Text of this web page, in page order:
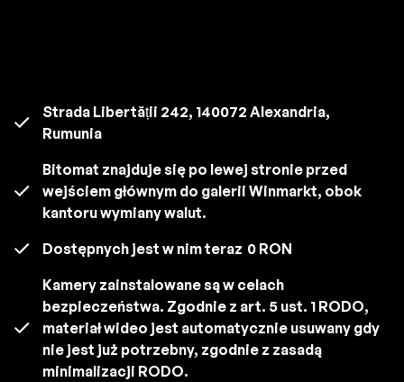
Strada Libertății 242, 140072 Alexandria,
Rumunia
Bitomat znajduje się po lewej stronie przed
wejściem głównym do galerii Winmarkt, obok
kantoru wymiany walut.
Dostępnych jest w nim teraz 0 RON
Kamery zainstalowane są w celach
bezpieczeństwa. Zgodnie z art. 5 ust. 1 RODO,
materiał wideo jest automatycznie usuwany gdy
nie jest już potrzebny, zgodnie z zasadą
minimalizacji RODO.